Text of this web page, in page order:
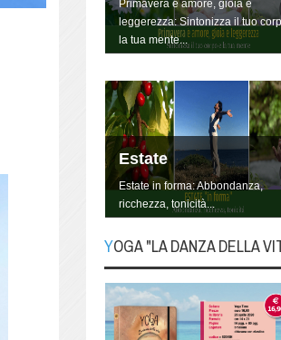
leggerezza: Sintonizza il tuo
la tua mente...
Estate
Estate in forma: Abbondanza,
ricchezza, tonicità...
YOGA "La danza
Vita"
Lo Yoga non è qualcosa da fare,
YOGA "LA DANZA DELLA